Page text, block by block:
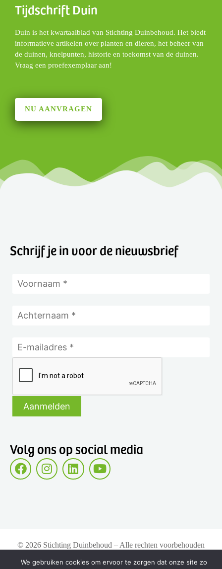
Tijdschrift Duin
Duin is het kwartaalblad van Stichting Duinbehoud. Het biedt
informatieve artikelen over planten en dieren, het beheer van
de duinen, knelpunten, historie en toekomst van de duinen.
Vraag een proefexemplaar aan!
NU AANVRAGEN
Schrijf je in voor de nieuwsbrief
Volg ons op social media
© 2026 Stichting Duinbehoud – Alle rechten voorbehouden
We gebruiken cookies om ervoor te zorgen dat onze site zo